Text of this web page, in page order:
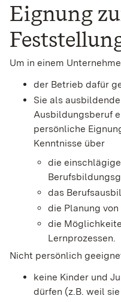
Eignung
Um in einem
der Betrieb dafür
Sie als
Ausbildungsberuf
persönliche
Kenntnisse über
die
das
die Planung
die
Lernprozessen.
Nicht persönlich
keine Kinder und
dürfen (z.B. weil